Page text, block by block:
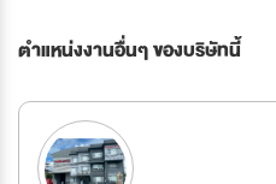
ตำแหน่งงานอื่นๆ ของบริษัทนี้